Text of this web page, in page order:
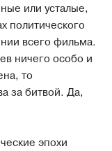
или усталые,
политического
всего фильма.
ничего особо и
то
за битвой. Да,
эпохи